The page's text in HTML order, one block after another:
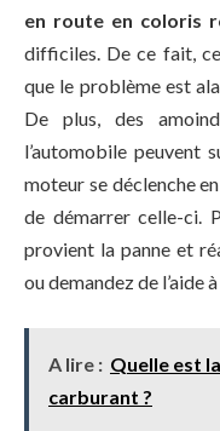
en route en coloris
difficiles. De ce fait,
que le problème est
De plus, des
l’automobile peuvent
moteur se déclenche
de démarrer celle-ci.
provient la panne et
ou demandez de l’aide
A lire : Quelle est
carburant ?